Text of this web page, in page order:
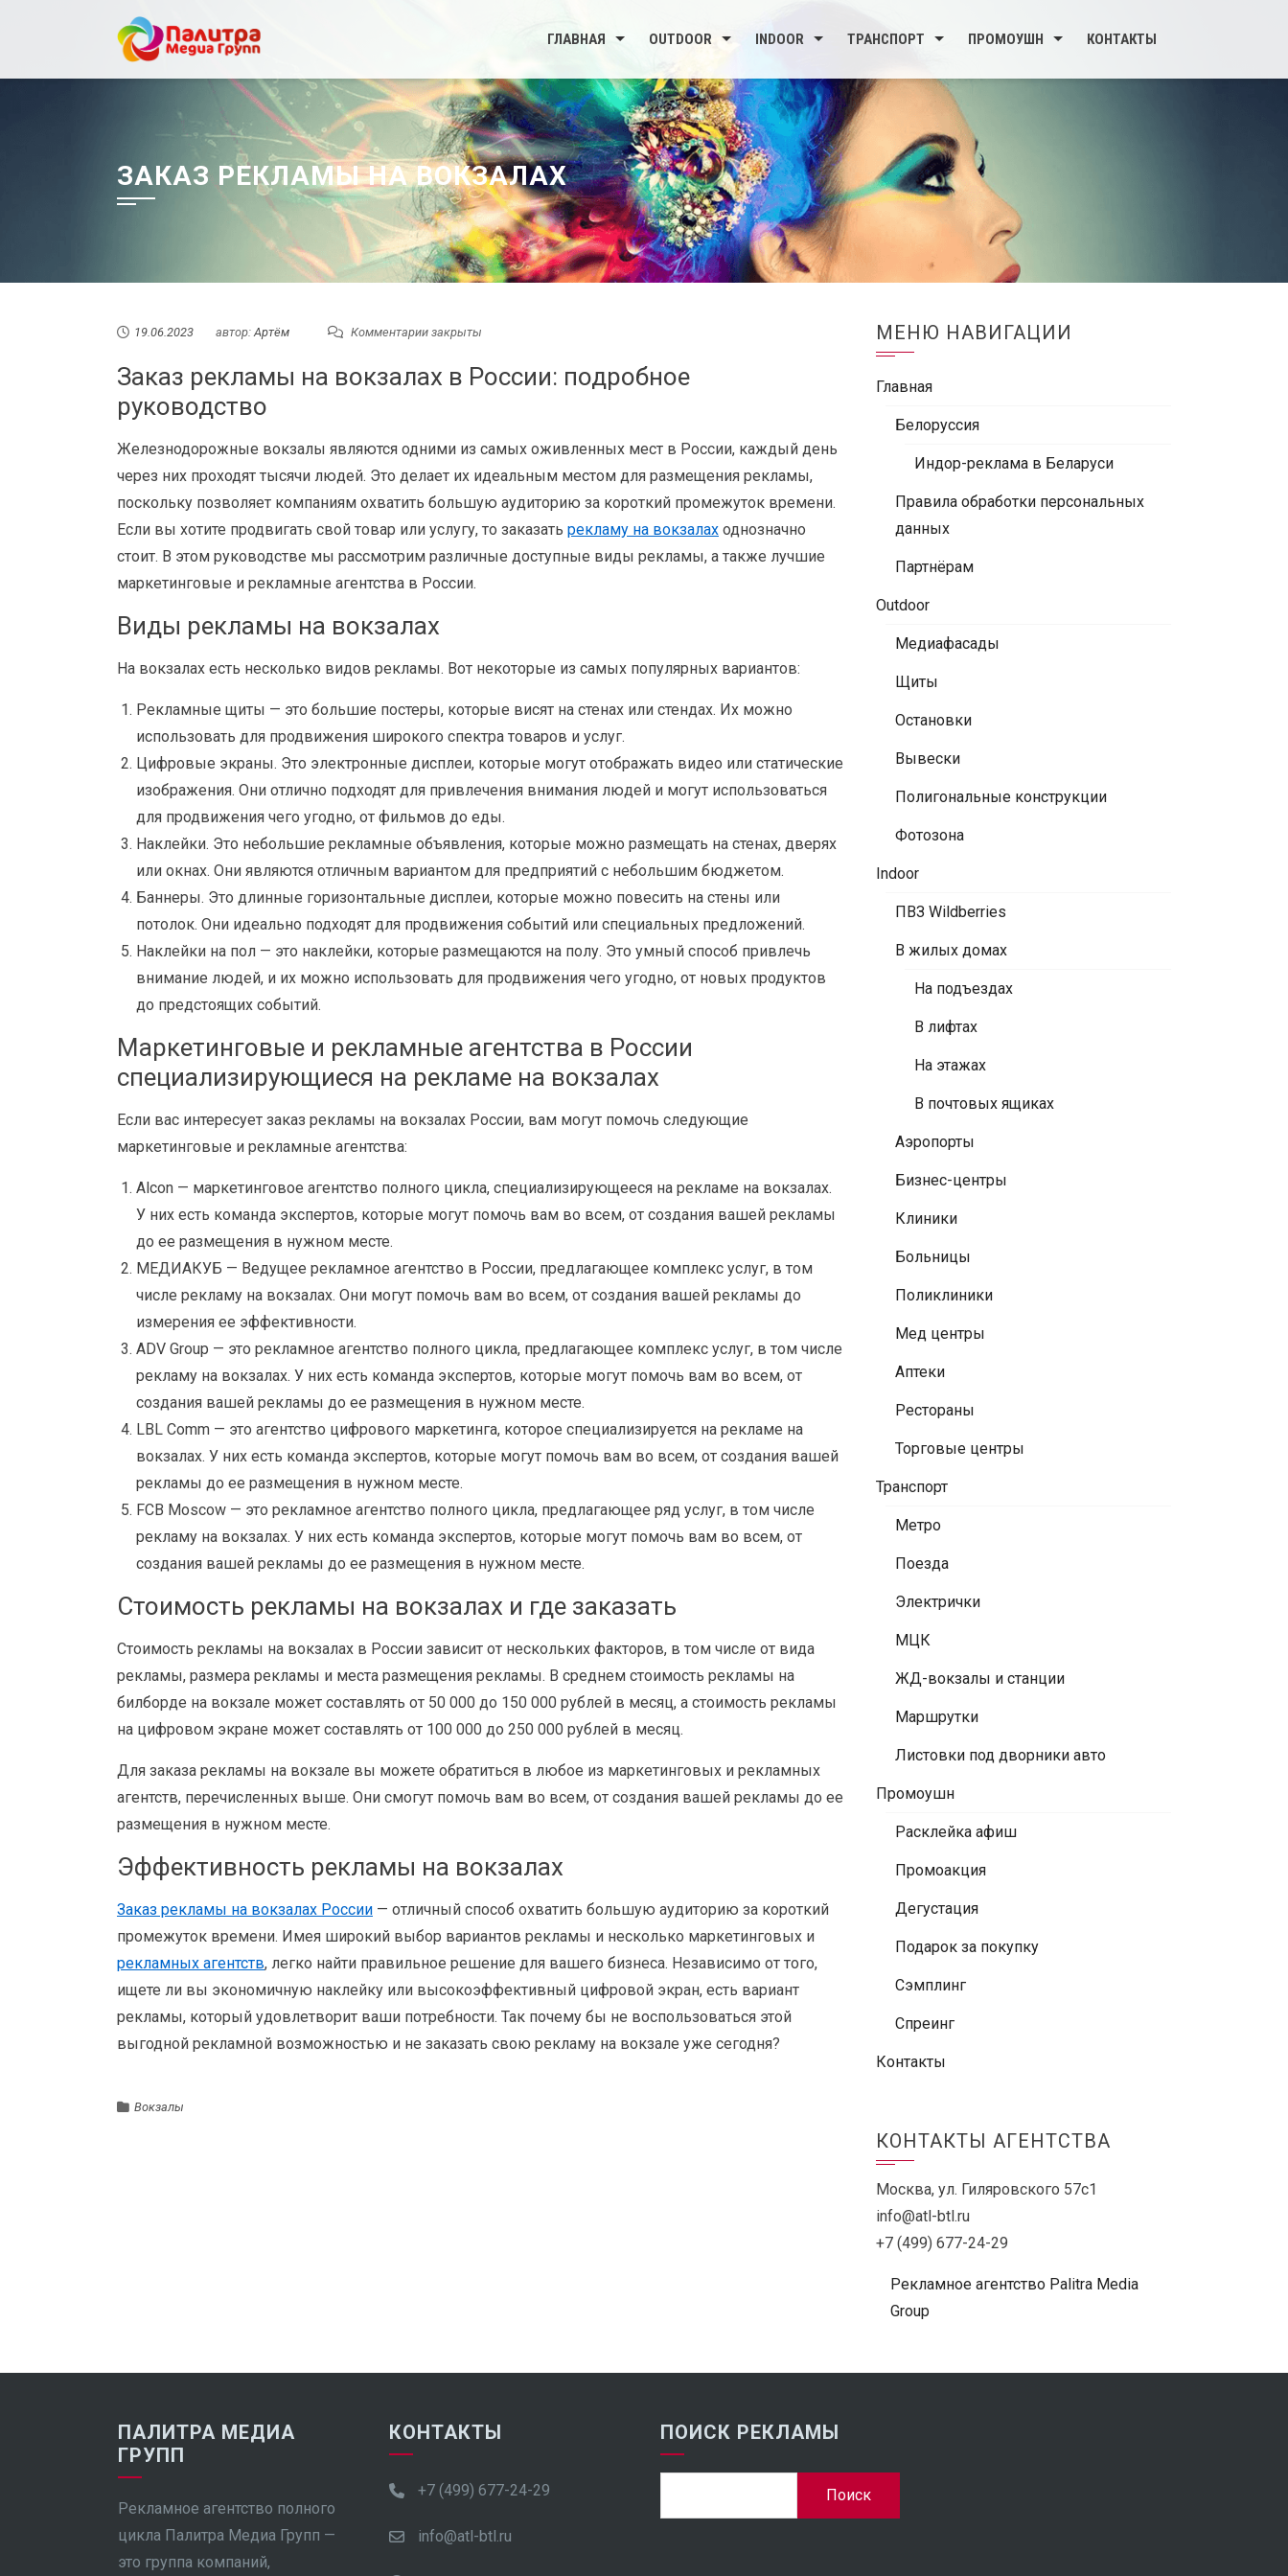
ГЛАВНАЯ OUTDOOR INDOOR ТРАНСПОРТ ПРОМОУШН КОНТАКТЫ
ЗАКАЗ РЕКЛАМЫ НА ВОКЗАЛАХ
19.06.2023 автор:Артём Комментарии закрыты
Заказ рекламы на вокзалах в России: подробное
руководство
Железнодорожные вокзалы являются одними из самых оживленных мест в России, каждый день
через них проходят тысячи людей. Это делает их идеальным местом для размещения рекламы,
поскольку позволяет компаниям охватить большую аудиторию за короткий промежуток времени.
Если вы хотите продвигать свой товар или услугу, то заказать рекламу на вокзалах однозначно
стоит. В этом руководстве мы рассмотрим различные доступные виды рекламы, а также лучшие
маркетинговые и рекламные агентства в России.
Виды рекламы на вокзалах
На вокзалах есть несколько видов рекламы. Вот некоторые из самых популярных вариантов:
Рекламные щиты — это большие постеры, которые висят на стенах или стендах. Их можно
использовать для продвижения широкого спектра товаров и услуг.
Цифровые экраны. Это электронные дисплеи, которые могут отображать видео или статические
изображения. Они отлично подходят для привлечения внимания людей и могут использоваться
для продвижения чего угодно, от фильмов до еды.
Наклейки. Это небольшие рекламные объявления, которые можно размещать на стенах, дверях
или окнах. Они являются отличным вариантом для предприятий с небольшим бюджетом.
Баннеры. Это длинные горизонтальные дисплеи, которые можно повесить на стены или
потолок. Они идеально подходят для продвижения событий или специальных предложений.
Наклейки на пол — это наклейки, которые размещаются на полу. Это умный способ привлечь
внимание людей, и их можно использовать для продвижения чего угодно, от новых продуктов
до предстоящих событий.
Маркетинговые и рекламные агентства в России
специализирующиеся на рекламе на вокзалах
Если вас интересует заказ рекламы на вокзалах России, вам могут помочь следующие
маркетинговые и рекламные агентства:
Alcon — маркетинговое агентство полного цикла, специализирующееся на рекламе на вокзалах.
У них есть команда экспертов, которые могут помочь вам во всем, от создания вашей рекламы
до ее размещения в нужном месте.
МЕДИАКУБ — Ведущее рекламное агентство в России, предлагающее комплекс услуг, в том
числе рекламу на вокзалах. Они могут помочь вам во всем, от создания вашей рекламы до
измерения ее эффективности.
ADV Group — это рекламное агентство полного цикла, предлагающее комплекс услуг, в том числе
рекламу на вокзалах. У них есть команда экспертов, которые могут помочь вам во всем, от
создания вашей рекламы до ее размещения в нужном месте.
LBL Comm — это агентство цифрового маркетинга, которое специализируется на рекламе на
вокзалах. У них есть команда экспертов, которые могут помочь вам во всем, от создания вашей
рекламы до ее размещения в нужном месте.
FCB Moscow — это рекламное агентство полного цикла, предлагающее ряд услуг, в том числе
рекламу на вокзалах. У них есть команда экспертов, которые могут помочь вам во всем, от
создания вашей рекламы до ее размещения в нужном месте.
Стоимость рекламы на вокзалах и где заказать
Стоимость рекламы на вокзалах в России зависит от нескольких факторов, в том числе от вида
рекламы, размера рекламы и места размещения рекламы. В среднем стоимость рекламы на
билборде на вокзале может составлять от 50 000 до 150 000 рублей в месяц, а стоимость рекламы
на цифровом экране может составлять от 100 000 до 250 000 рублей в месяц.
Для заказа рекламы на вокзале вы можете обратиться в любое из маркетинговых и рекламных
агентств, перечисленных выше. Они смогут помочь вам во всем, от создания вашей рекламы до ее
размещения в нужном месте.
Эффективность рекламы на вокзалах
Заказ рекламы на вокзалах России — отличный способ охватить большую аудиторию за короткий
промежуток времени. Имея широкий выбор вариантов рекламы и несколько маркетинговых и
рекламных агентств, легко найти правильное решение для вашего бизнеса. Независимо от того,
ищете ли вы экономичную наклейку или высокоэффективный цифровой экран, есть вариант
рекламы, который удовлетворит ваши потребности. Так почему бы не воспользоваться этой
выгодной рекламной возможностью и не заказать свою рекламу на вокзале уже сегодня?
Вокзалы
МЕНЮ НАВИГАЦИИ
Главная
Белоруссия
Индор-реклама в Беларуси
Правила обработки персональных
данных
Партнёрам
Outdoor
Медиафасады
Щиты
Остановки
Вывески
Полигональные конструкции
Фотозона
Indoor
ПВЗ Wildberries
В жилых домах
На подъездах
В лифтах
На этажах
В почтовых ящиках
Аэропорты
Бизнес-центры
Клиники
Больницы
Поликлиники
Мед центры
Аптеки
Рестораны
Торговые центры
Транспорт
Метро
Поезда
Электрички
МЦК
ЖД-вокзалы и станции
Маршрутки
Листовки под дворники авто
Промоушн
Расклейка афиш
Промоакция
Дегустация
Подарок за покупку
Сэмплинг
Спреинг
Контакты
КОНТАКТЫ АГЕНТСТВА
Москва, ул. Гиляровского 57с1
info@atl-btl.ru
+7 (499) 677-24-29
Рекламное агентство Palitra Media
Group
ПАЛИТРА МЕДИА
ГРУПП
Рекламное агентство полного
цикла Палитра Медиа Групп —
это группа компаний,
КОНТАКТЫ
+7 (499) 677-24-29
info@atl-btl.ru
ПОИСК РЕКЛАМЫ